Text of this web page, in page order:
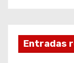
Entradas